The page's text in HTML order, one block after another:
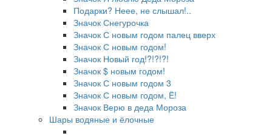
Подарки? Неее, не слышал!..
Значок Снегурочка
Значок С новым годом палец вверх
Значок С новым годом!
Значок Новый год!?!?!?!
Значок $ новым годом!
Значок С новым годом 3
Значок С новым годом, Ё!
Значок Верю в деда Мороза
Шары водяные и ёлочные